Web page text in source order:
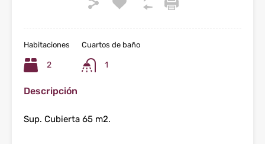
Habitaciones
2
Cuartos de baño
1
Descripción
Sup. Cubierta 65 m2.